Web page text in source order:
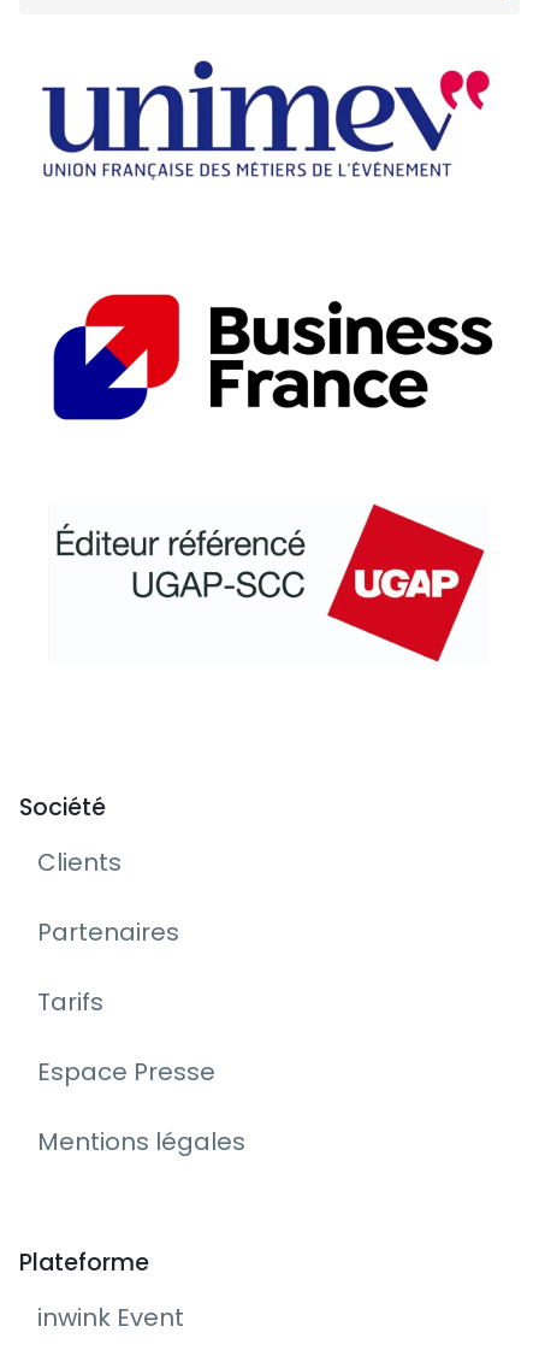
Société
Clients
Partenaires
Tarifs
Espace Presse
Mentions légales
Plateforme
inwink Event